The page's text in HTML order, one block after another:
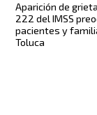
Aparición de
222 del IMSS
pacientes y
Toluca